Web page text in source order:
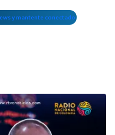
y mantente conectado